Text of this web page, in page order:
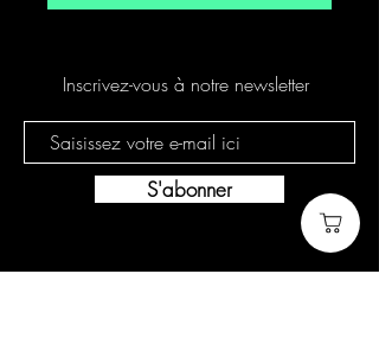
Inscrivez-vous à notre newsletter
S'abonner